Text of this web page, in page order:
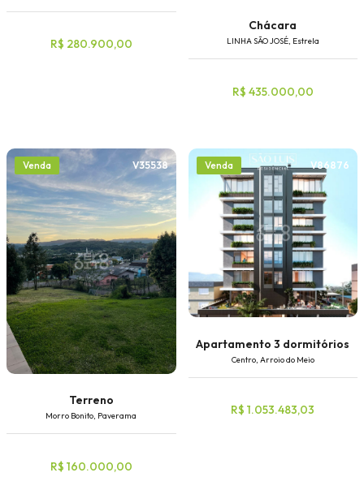
R$ 280.900,00
Chácara
LINHA SÃO JOSÉ, Estrela
R$ 435.000,00
Venda V35538
Terreno
Morro Bonito, Paverama
R$ 160.000,00
Venda V86876
Apartamento 3 dormitórios
Centro, Arroio do Meio
R$ 1.053.483,03